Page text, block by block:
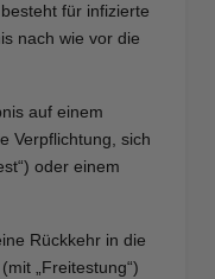
für infizierte
nach wie vor die
auf einem
Verpflichtung, sich
oder einem
Rückkehr in die
„Freitestung“)